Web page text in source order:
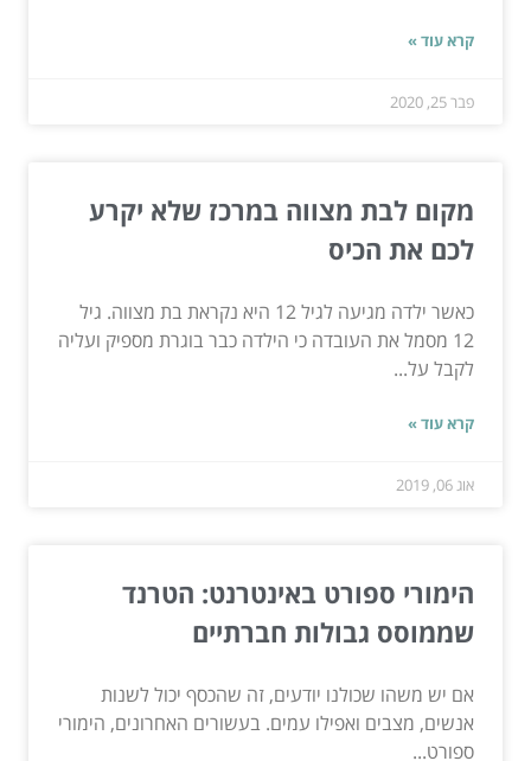
קרא עוד »
פבר 25, 2020
מקום לבת מצווה במרכז שלא יקרע
לכם את הכיס
כאשר ילדה מגיעה לגיל 12 היא נקראת בת מצווה. גיל
12 מסמל את העובדה כי הילדה כבר בוגרת מספיק ועליה
לקבל על...
קרא עוד »
אוג 06, 2019
הימורי ספורט באינטרנט: הטרנד
שממוסס גבולות חברתיים
אם יש משהו שכולנו יודעים, זה שהכסף יכול לשנות
אנשים, מצבים ואפילו עמים. בעשורים האחרונים, הימורי
ספורט...